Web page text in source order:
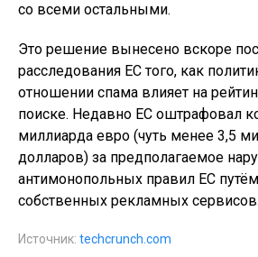
со всеми остальными.
Это решение вынесено вскоре
расследования ЕС того, как
отношении спама влияет на
поиске. Недавно ЕС оштрафовал
миллиарда евро (чуть менее 3,5
долларов) за предполагаемое
антимонопольных правил ЕС
собственных рекламных сервисов.
Источник: techcrunch.com